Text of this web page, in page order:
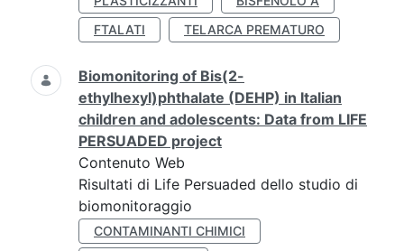
FTALATI
TELARCA PREMATURO
Biomonitoring of Bis(2-
ethylhexyl)phthalate (DEHP) in Italian
children and adolescents: Data from LIFE
PERSUADED project
Contenuto Web
Risultati di Life Persuaded dello studio di
biomonitoraggio
CONTAMINANTI CHIMICI